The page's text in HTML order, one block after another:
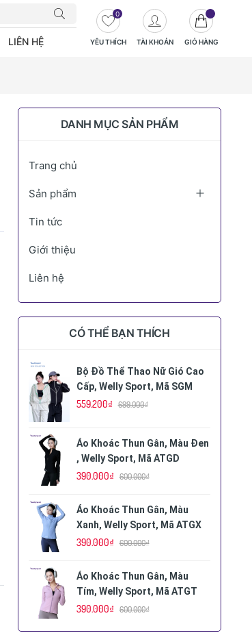
LIÊN HỆ YÊU THÍCH
0
TÀI KHOẢN GIỎ HÀNG
DANH MỤC SẢN PHẨM
Trang chủ
Sản phẩm
Tin tức
Giới thiệu
Liên hệ
CÓ THỂ BẠN THÍCH
Bộ Đồ Thể Thao Nữ Gió Cao
Cấp, Welly Sport, Mã SGM
559.200₫ 699.000₫
Áo Khoác Thun Gân, Màu Đen
, Welly Sport, Mã ATGD
390.000₫ 600.000₫
Áo Khoác Thun Gân, Màu
Xanh, Welly Sport, Mã ATGX
390.000₫ 600.000₫
Áo Khoác Thun Gân, Màu
Tím, Welly Sport, Mã ATGT
390.000₫ 600.000₫